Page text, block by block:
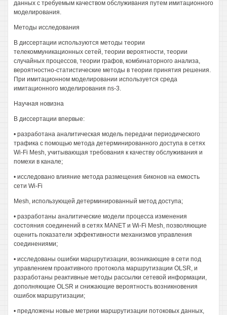
данных с требуемым качеством обслуживания путем имитационного
моделирования.
Методы исследования
В диссертации используются методы теории
телекоммуникационных сетей, теории вероятности, теории
случайных процессов, теории графов, комбинаторного анализа,
вероятностно-статистические методы в теории принятия решения.
При имитационном моделировании используется среда
имитационного моделирования ns-3.
Научная новизна
В диссертации впервые:
• разработана аналитическая модель передачи периодического
трафика с помощью метода детерминированного доступа в сетях
Wi-Fi Mesh, учитывающая требования к качеству обслуживания и
помехи в канале;
• исследовано влияние метода размещения биконов на емкость
сети Wi-Fi
Mesh, использующей детерминированный метод доступа;
• разработаны аналитические модели процесса изменения
состояния соединений в сетях MANET и Wi-Fi Mesh, позволяющие
оценить показатели эффективности механизмов управления
соединениями;
• исследованы ошибки маршрутизации, возникающие в сети под
управлением проактивного протокола маршрутизации OLSR, и
разработаны реактивные методы рассылки сетевой информации,
дополняющие OLSR и снижающие вероятность возникновения
ошибок маршрутизации;
• предложены новые метрики маршрутизации потоковых данных,